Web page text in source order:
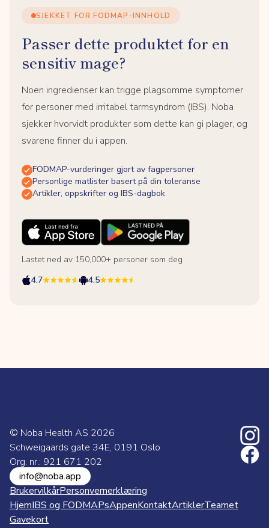
SJEKKET FOR FODMAP-INNHOLD
Passer dette produktet for en
sensitiv mage?
Noen ingredienser kan trigge plagsomme symptomer
for personer med irritabel tarmsyndrom (IBS). Noba
sjekker hvorvidt produkter som dette kan gi plager, og
svarene finner du i appen.
FODMAP-vurderinger gjort av fagpersoner
Personlige matlister basert på din toleranse
Artikler, oppskrifter og IBS-dagbok
Lastet ned av 150,000+ personer som deg
4.7
4.5
© Noba Health AS 2026
Schweigaards gate 34E, 0191 Oslo
Org. nr.: 921 671 202
info@noba.app
BrukervilkårPersonvernerklæring
HjemIBS og FODMAPsAppenKontaktArtiklerTeamet
Gavekort